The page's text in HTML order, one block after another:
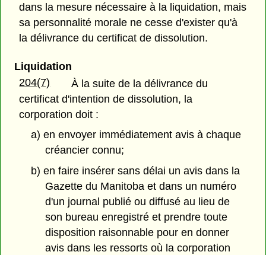
dans la mesure nécessaire à la liquidation, mais
sa personnalité morale ne cesse d'exister qu'à
la délivrance du certificat de dissolution.
Liquidation
204(7)
À la suite de la délivrance du
certificat d'intention de dissolution, la
corporation doit :
a) en envoyer immédiatement avis à chaque
créancier connu;
b) en faire insérer sans délai un avis dans la
Gazette du Manitoba et dans un numéro
d'un journal publié ou diffusé au lieu de
son bureau enregistré et prendre toute
disposition raisonnable pour en donner
avis dans les ressorts où la corporation